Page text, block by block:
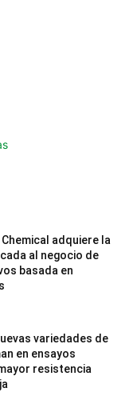
adquiere la
al negocio de
basada en
variedades de
en ensayos
resistencia